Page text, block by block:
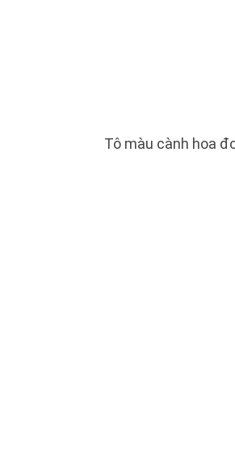
Tô màu cành hoa